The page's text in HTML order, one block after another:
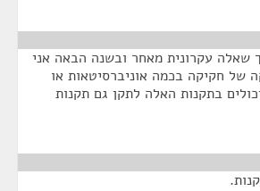
שאלה עקרונית מאחר ובשנה הבאה אני
של חקיקה בכמה אוניברסיטאות או
בתקנות האלה לתקן גם תקנות